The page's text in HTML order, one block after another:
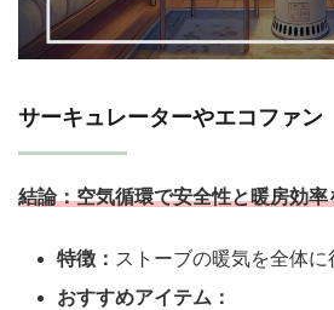
サーキュレーターやエコファン
結論：空気循環で安全性と暖房効率
特徴： ストーブの暖気を全体に
おすすめアイテム：